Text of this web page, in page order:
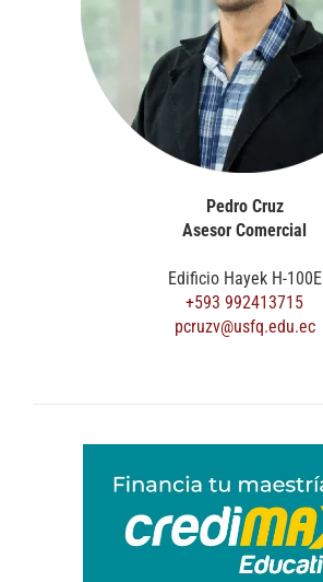
Pedro Cruz
Asesor Comercial
Edificio Hayek H-100E
+593 992413715
pcruzv@usfq.edu.ec